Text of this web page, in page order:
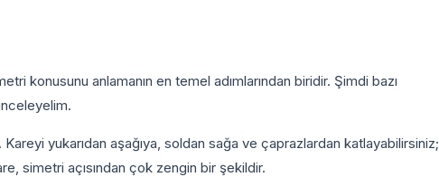
konusunu anlamanın en temel adımlarından biridir. Şimdi bazı
yukarıdan aşağıya, soldan sağa ve çaprazlardan katlayabilirsiniz;
simetri açısından çok zengin bir şekildir.